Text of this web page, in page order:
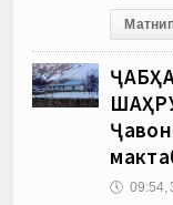
Матни
🕔 09:54,